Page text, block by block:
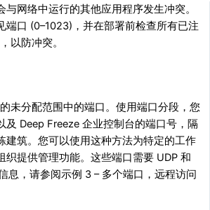
与网络中运行的其他应用程序发生冲突。
端口 (0–1023)，并在部署前检查所有已注
以防冲突。
未分配范围中的端口。使用端口分段，您
及 Deep Freeze 企业控制台的端口号，隔
建筑。您可以使用这种方法为特定的工作
织提供管理功能。这些端口需要 UDP 和
息，请参阅示例 3 – 多个端口，远程访问